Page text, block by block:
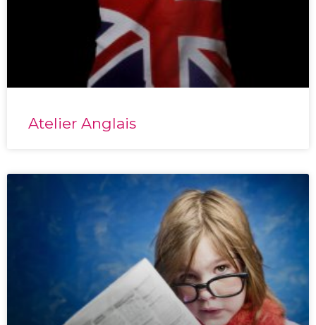
Atelier Anglais